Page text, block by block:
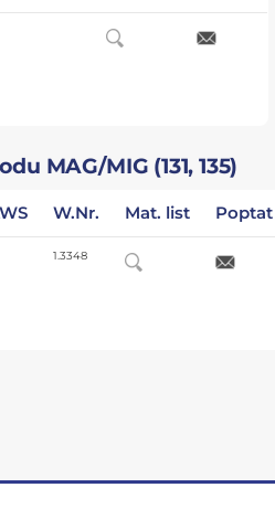
MAG/MIG (131, 135)
W.Nr. Mat. list Poptat
1.3348